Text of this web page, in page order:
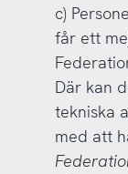
c)
får ett
Där kan
tekniska
med att